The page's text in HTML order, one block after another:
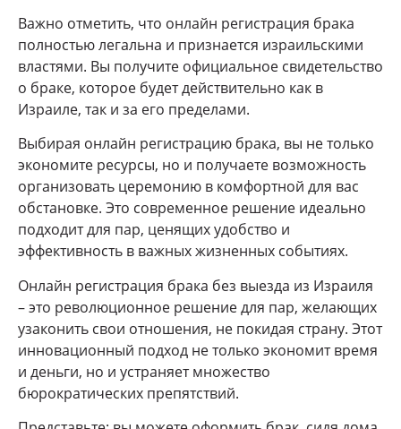
Важно отметить, что онлайн регистрация брака
полностью легальна и признается израильскими
властями. Вы получите официальное свидетельство
о браке, которое будет действительно как в
Израиле, так и за его пределами.
Выбирая онлайн регистрацию брака, вы не только
экономите ресурсы, но и получаете возможность
организовать церемонию в комфортной для вас
обстановке. Это современное решение идеально
подходит для пар, ценящих удобство и
эффективность в важных жизненных событиях.
Онлайн регистрация брака без выезда из Израиля
– это революционное решение для пар, желающих
узаконить свои отношения, не покидая страну. Этот
инновационный подход не только экономит время
и деньги, но и устраняет множество
бюрократических препятствий.